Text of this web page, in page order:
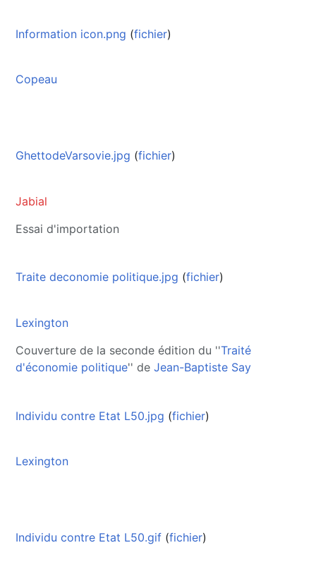
Information icon.png (fichier)
Copeau
GhettodeVarsovie.jpg (fichier)
Jabial
Essai d'importation
Traite deconomie politique.jpg (fichier)
Lexington
Couverture de la seconde édition du ''Traité
d'économie politique'' deJean-Baptiste Say
Individu contre Etat L50.jpg (fichier)
Lexington
Individu contre Etat L50.gif (fichier)